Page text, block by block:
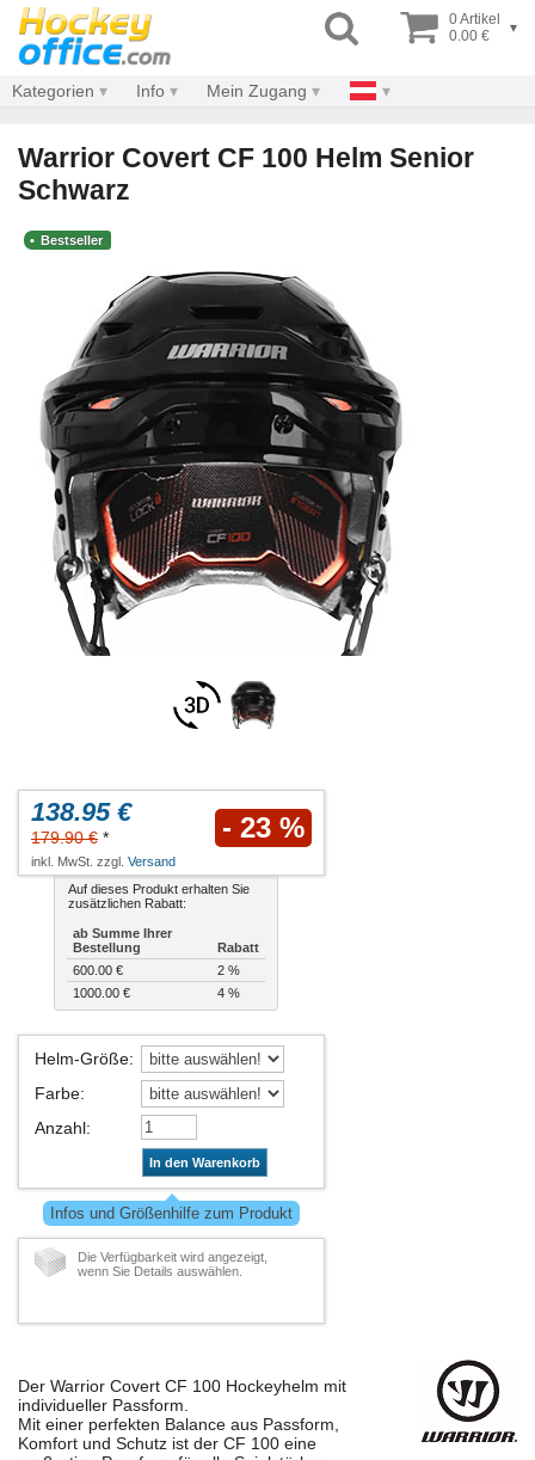
0 Artikel
0.00 €
▾
Kategorien Info Mein Zugang
Warrior Covert CF 100 Helm Senior
Schwarz
Bestseller
138.95 €
179.90 € * - 23 %
inkl. MwSt. zzgl. Versand
Auf dieses Produkt erhalten Sie
zusätzlichen Rabatt:
ab Summe Ihrer
Bestellung
Rabatt
600.00 €
2 %
1000.00 €
4 %
Helm-Größe:
Farbe:
Anzahl:
In den Warenkorb
Infos und Größenhilfe zum Produkt
Die Verfügbarkeit wird angezeigt,
wenn Sie Details auswählen.
Der Warrior Covert CF 100 Hockeyhelm mit
individueller Passform.
Mit einer perfekten Balance aus Passform,
Komfort und Schutz ist der CF 100 eine